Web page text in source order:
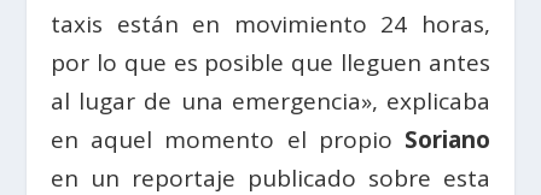
taxis están en movimiento 24 horas,
por lo que es posible que lleguen antes
al lugar de una emergencia», explicaba
en aquel momento el propio Soriano
en un reportaje publicado sobre esta